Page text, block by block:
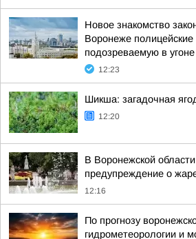
Новое знакомство
Воронеже
подозреваемую в
12:23
Шикша: загадочная
12:20
В Воронежской
предупреждение о
12:16
По прогнозу
гидрометеорологии и